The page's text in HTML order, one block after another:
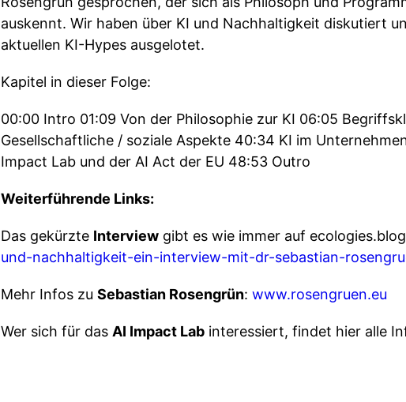
auskennt. Wir haben über KI und Nachhaltigkeit diskutiert
aktuellen KI-Hypes ausgelotet.
Kapitel in dieser Folge:
00:00 Intro 01:09 Von der Philosophie zur KI 06:05
Gesellschaftliche / soziale Aspekte 40:34 KI im
Impact Lab und der AI Act der EU 48:53 Outro
Weiterführende Links:
Das gekürzte Interview gibt es wie immer auf ecologies.blog
und-nachhaltigkeit-ein-interview-mit-dr-sebastian-
Mehr Infos zu Sebastian Rosengrün: www.rosengruen.eu
Wer sich für das AI Impact Lab interessiert, findet hier alle